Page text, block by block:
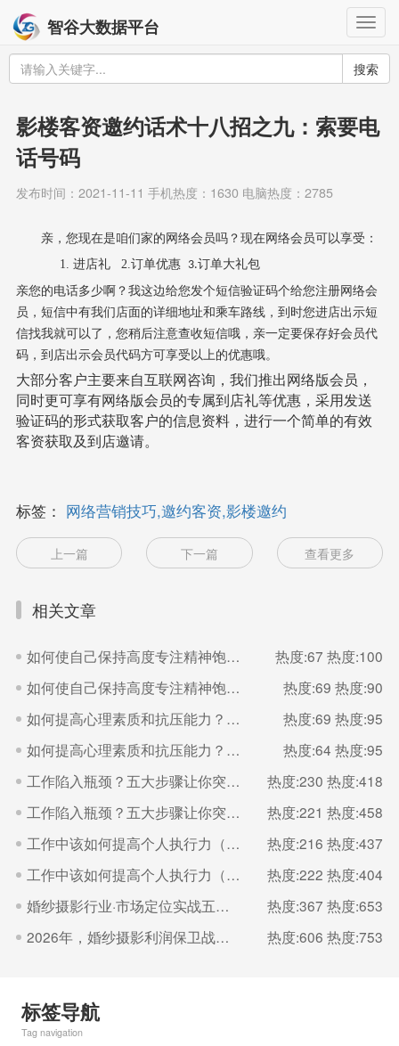
智谷大数据平台
搜索
影楼客资邀约话术十八招之九：索要电
话号码
发布时间：2021-11-11 手机热度：1630 电脑热度：2785
亲，您现在是咱们家的网络会员吗？现在网络会员可以享受：
1. 进店礼2. 订单优惠 3.订单大礼包
亲您的电话多少啊？我这边给您发个短信验证码个给您注册网络会
员，短信中有我们店面的详细地址和乘车路线，到时您进店出示短
信找我就可以了，您稍后注意查收短信哦，亲一定要保存好会员代
码，到店出示会员代码方可享受以上的优惠哦。
大部分客户主要来自互联网咨询，我们推出网络版会员，
同时更可享有网络版会员的专属到店礼等优惠，采用发送
验证码的形式获取客户的信息资料，进行一个简单的有效
客资获取及到店邀请。
标签： 网络营销技巧,邀约客资,影楼邀约
上一篇 下一篇 查看更多
相关文章
如何使自己保持高度专注精神饱满的状态？（二） 热度:67 热度:100
如何使自己保持高度专注精神饱满的状态？（一）
热度:69 热度:90
如何提高心理素质和抗压能力？（二）
热度:69 热度:95
如何提高心理素质和抗压能力？（一）
热度:64 热度:95
工作陷入瓶颈？五大步骤让你突破（二）
热度:230 热度:418
工作陷入瓶颈？五大步骤让你突破（一）
热度:221 热度:458
工作中该如何提高个人执行力（二）
热度:216 热度:437
工作中该如何提高个人执行力（一）
热度:222 热度:404
婚纱摄影行业·市场定位实战五步法
热度:367 热度:653
2026年，婚纱摄影利润保卫战的核心是“控成本
热度:606 热度:753
标签导航
Tag navigation